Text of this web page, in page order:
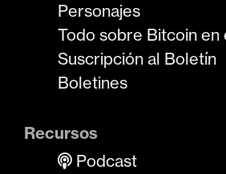
Personajes
Todo sobre Bitcoin en
Suscripción al Boletín
Boletines
Recursos
Podcast